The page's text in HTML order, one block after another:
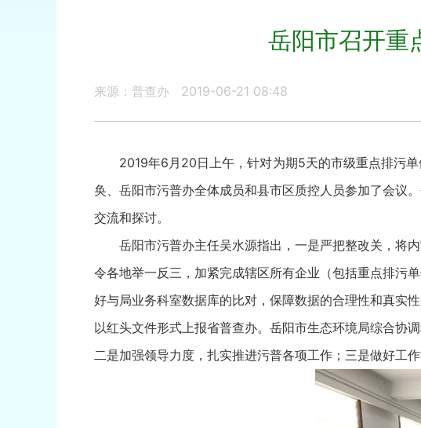
岳阳市召开重
来源：普查办 2019-06-21 08:48
2019年6月20日上午，针对为期5天的市级重点排污
奂、岳阳市污普办全体成员和县市区质控人员参加了会议
交流和探讨。
岳阳市污普办主任吴水源指出，一是严把整改关，将
令各地举一反三，加紧完成辖区所有企业（包括重点排污
好与局业务科室数据库的比对，保障数据的合理性和真实
以红头文件形式上报省普查办。岳阳市生态环境局综合协
二是加强领导力度，扎实推进污普各项工作；三是做好工